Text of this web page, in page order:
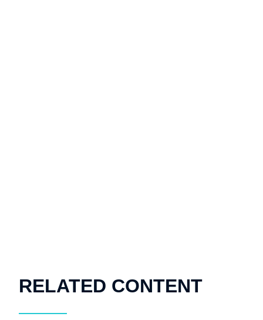
RELATED CONTENT